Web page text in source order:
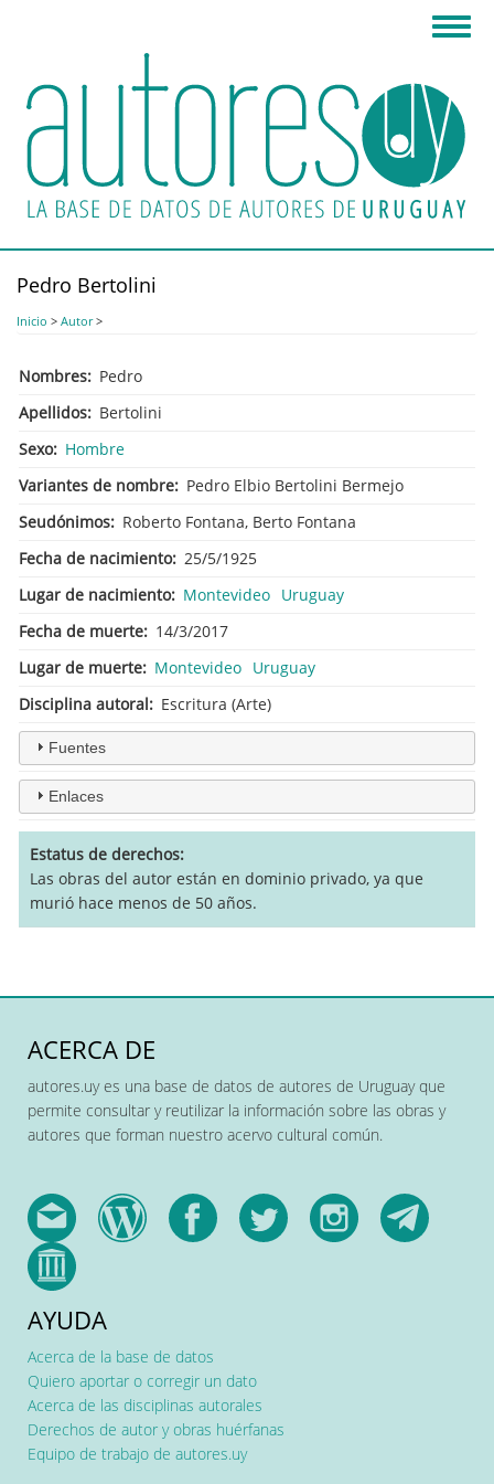
principal
Pedro Bertolini
Inicio > Autor>
Nombres
Pedro
Apellidos
Bertolini
Sexo
Hombre
Variantes de nombre
Pedro Elbio Bertolini Bermejo
Seudónimos
Roberto Fontana, Berto Fontana
Fecha de nacimiento
25/5/1925
Lugar de nacimiento
Montevideo Uruguay
Fecha de muerte
14/3/2017
Lugar de muerte
Montevideo Uruguay
Disciplina autoral
Escritura (Arte)
Fuentes
Enlaces
Estatus de derechos
Las obras del autor están en dominio privado, ya que
murió hace menos de 50 años.
ACERCA DE
autores.uy es una base de datos de autores de Uruguay que
permite consultar y reutilizar la información sobre las obras y
autores que forman nuestro acervo cultural común.
AYUDA
Acerca de la base de datos
Quiero aportar o corregir un dato
Acerca de las disciplinas autorales
Derechos de autor y obras huérfanas
Equipo de trabajo de autores.uy